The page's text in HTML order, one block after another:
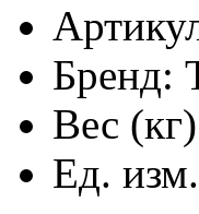
Бренд:
Вес
Ед.